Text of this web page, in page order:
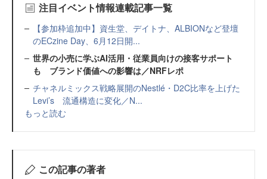
注目イベント情報連載記事一覧
【参加枠追加中】資生堂、デイトナ、ALBIONなど登壇
のECzine Day、6月12日開...
世界の小売に学ぶAI活用・従業員向けの接客サポート
も ブランド価値への影響は／NRFレポ
チャネルミックス戦略展開のNestlé・D2C比率を上げた
Levi’s 流通構造に変化／N...
もっと読む
この記事の著者